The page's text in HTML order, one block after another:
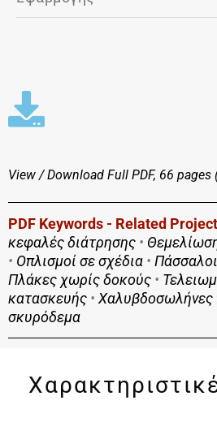
View / Download Full PDF, 66
PDF Keywords - Related
κεφαλές διάτρησης •
• Οπλισμοί σε σχέδια •
Πλάκες χωρίς δοκούς •
κατασκευής • Χαλυβδοσωλήνες
σκυρόδεμα